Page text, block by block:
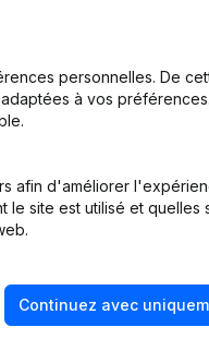
de crédit requise.
personnelles. De
à vos
afin d'améliorer
le site est utilisé et quelles
Continuez avec